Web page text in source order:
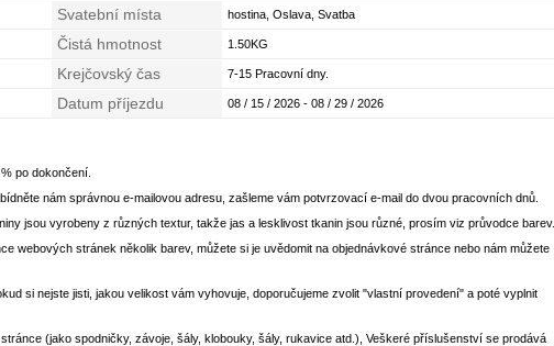
Svatební místa hostina, Oslava, Svatba
Čistá hmotnost 1.50KG
Krejčovský čas 7-15 Pracovní dny.
Datum příjezdu 08 / 15 / 2026 - 08 / 29 / 2026
po dokončení.
nám správnou e-mailovou adresu, zašleme vám potvrzovací e-mail do dvou pracovních dnů.
jsou vyrobeny z různých textur, takže jas a lesklivost tkanin jsou různé, prosím viz průvodce barev.
webových stránek několik barev, můžete si je uvědomit na objednávkové stránce nebo nám můžete
si nejste jisti, jakou velikost vám vyhovuje, doporučujeme zvolit "vlastní provedení" a poté vyplnit
(jako spodničky, závoje, šály, klobouky, šály, rukavice atd.), Veškeré příslušenství se prodává